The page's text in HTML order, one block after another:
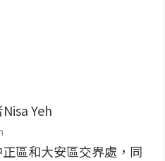
區和大安區交界處，同